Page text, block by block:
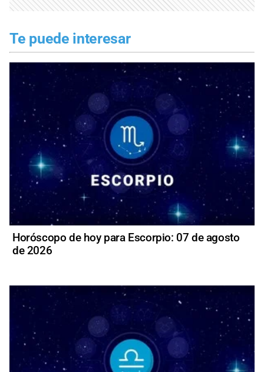
Te puede interesar
Horóscopo de hoy para Escorpio: 07 de agosto
de 2026